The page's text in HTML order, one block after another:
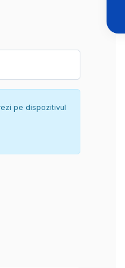
pe dispozitivul